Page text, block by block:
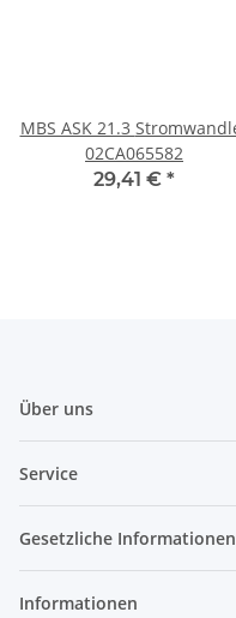
MBS ASK 21.3 Stromwandler
02CA065582
29,41 € *
Über uns
Service
Gesetzliche Informationen
Informationen